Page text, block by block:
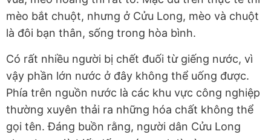
mèo bắt chuột, nhưng ở Cửu Long, mèo và chuột
là đôi bạn thân, sống trong hòa bình.
Có rất nhiều người bị chết đuối từ giếng nước, vì
vậy phần lớn nước ở đây không thể uống được.
Phía trên nguồn nước là các khu vực công nghiệp
thường xuyên thải ra những hóa chất không thể
gọi tên. Đáng buồn rằng, người dân Cửu Long